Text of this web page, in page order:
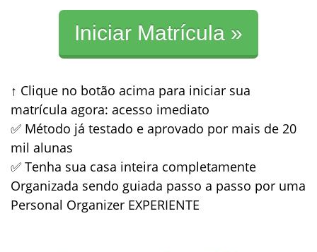
Iniciar Matrícula »
↑ Clique no botão acima para iniciar sua
matrícula agora: acesso imediato
✅ Método já testado e aprovado por mais de 20
mil alunas
✅ Tenha sua casa inteira completamente
Organizada sendo guiada passo a passo por uma
Personal Organizer EXPERIENTE